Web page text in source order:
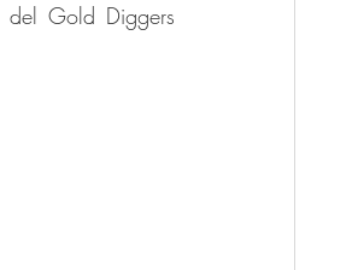
del Gold Diggers